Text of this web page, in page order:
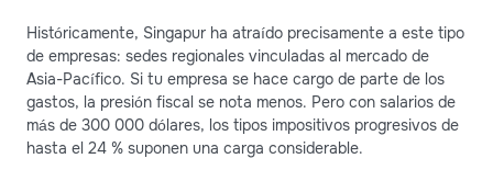
Históricamente, Singapur ha atraído precisamente a este tipo
de empresas: sedes regionales vinculadas al mercado de
Asia-Pacífico. Si tu empresa se hace cargo de parte de los
gastos, la presión fiscal se nota menos. Pero con salarios de
más de 300 000 dólares, los tipos impositivos progresivos de
hasta el 24 % suponen una carga considerable.